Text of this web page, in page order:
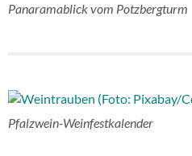
Panaramablick vom Potzbergturm
Pfalzwein-Weinfestkalender